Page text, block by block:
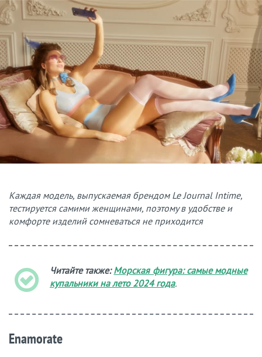
Каждая модель, выпускаемая брендом Le Journal Intime,
тестируется самими женщинами, поэтому в удобстве и
комфорте изделий сомневаться не приходится
Читайте также:Морская фигура: самые модные
купальники на лето 2024 года.
Enamorate